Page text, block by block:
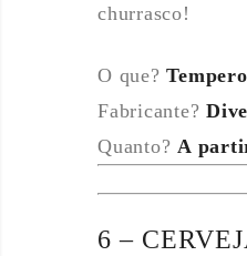
churrasco!
O que?
Fabricante?
Quanto? A
6 –